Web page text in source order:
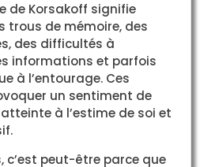
de Korsakoff signifie
trous de mémoire, des
des difficultés à
informations et parfois
à l’entourage. Ces
un sentiment de
à l’estime de soi et
c’est peut-être parce que